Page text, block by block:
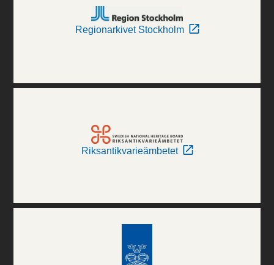
Regionarkivet Stockholm
Riksantikvarieämbetet